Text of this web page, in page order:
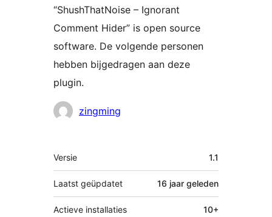
“ShushThatNoise – Ignorant
Comment Hider” is open source
software. De volgende personen
hebben bijgedragen aan deze
plugin.
Bijdragerszingming
Meta
Versie 1.1
Laatst geüpdatet 16 jaar geleden
Actieve installaties 10+